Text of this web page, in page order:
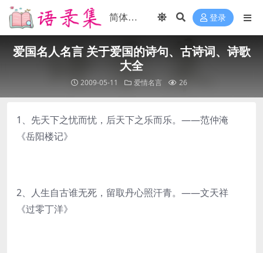
登录
爱国名人名言 关于爱国的诗句、古诗词、诗歌
大全
2009-05-11 爱情名言 26
1、先天下之忧而忧，后天下之乐而乐。——范仲淹
《岳阳楼记》
2、人生自古谁无死，留取丹心照汗青。——文天祥
《过零丁洋》